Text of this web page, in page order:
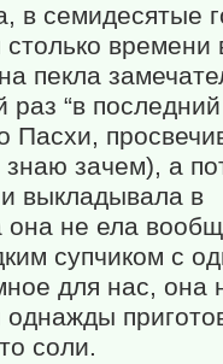
в семидесятые
времени
пекла
“в последний
Пасхи,
зачем), а
выкладывала в
не ела
супчиком с
для нас, она
однажды
соли.